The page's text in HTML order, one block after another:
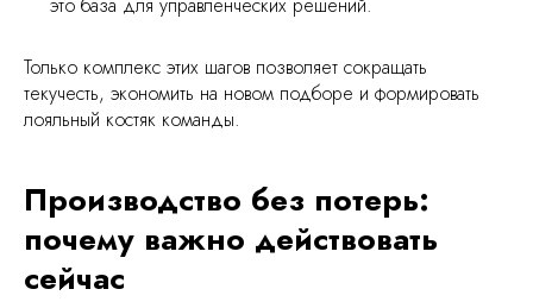
Только комплекс этих шагов позволяет сокращать
текучесть, экономить на новом подборе и формировать
лояльный костяк команды.
Производство без потерь:
почему важно действовать
сейчас